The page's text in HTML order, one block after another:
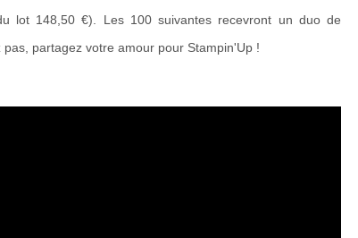
lot 148,50 €). Les 100 suivantes recevront un duo de
partagez votre amour pour Stampin'Up !